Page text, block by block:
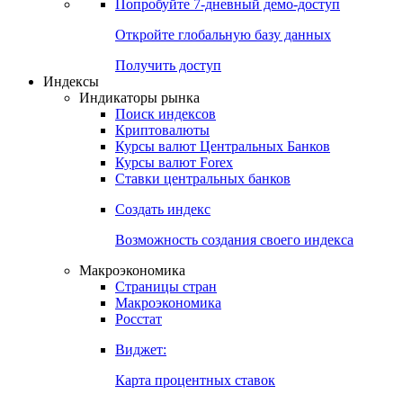
Попробуйте 7-дневный демо-доступ
Откройте глобальную базу данных
Получить доступ
Индексы
Индикаторы рынка
Поиск индексов
Криптовалюты
Курсы валют Центральных Банков
Курсы валют Forex
Ставки центральных банков
Создать индекс
Возможность создания своего индекса
Макроэкономика
Страницы стран
Макроэкономика
Росстат
Виджет:
Карта процентных ставок